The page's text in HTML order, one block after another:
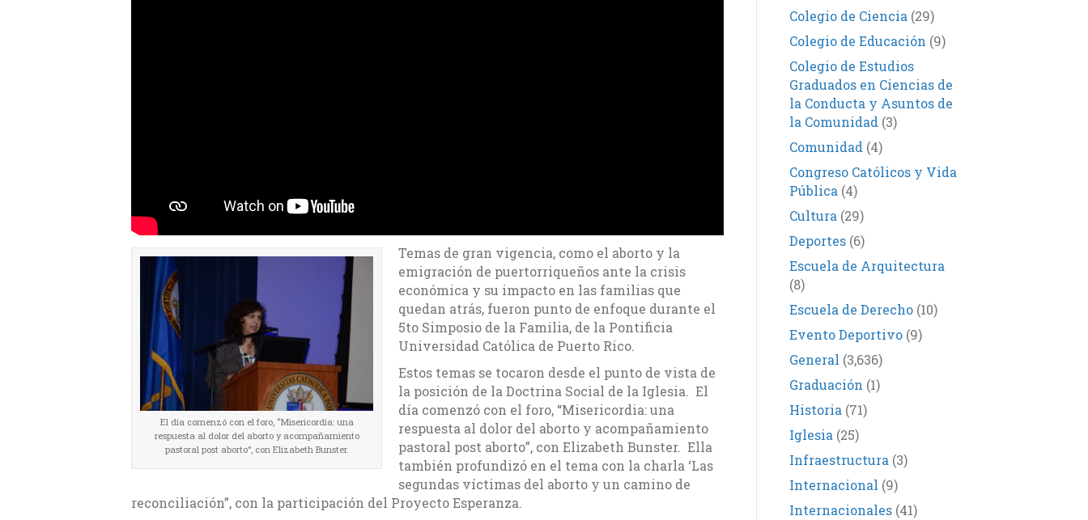
El día comenzó con el foro, “Misericordia: una
respuesta al dolor del aborto y acompañamiento
pastoral post aborto”, con Elizabeth Bunster.
Temas de gran vigencia, como el aborto y la
emigración de puertorriqueños ante la crisis
económica y su impacto en las familias que
quedan atrás, fueron punto de enfoque durante el
5to Simposio de la Familia, de la Pontificia
Universidad Católica de Puerto Rico.
Estos temas se tocaron desde el punto de vista de
la posición de la Doctrina Social de la Iglesia. El
día comenzó con el foro, “Misericordia: una
respuesta al dolor del aborto y acompañamiento
pastoral post aborto”, con Elizabeth Bunster. Ella
también profundizó en el tema con la charla ‘Las
segundas víctimas del aborto y un camino de
reconciliación”, con la participación del Proyecto Esperanza.
Colegio de Ciencia (29)
Colegio de Educación (9)
Colegio de Estudios
Graduados en Ciencias de
la Conducta y Asuntos de
la Comunidad (3)
Comunidad (4)
Congreso Católicos y Vida
Pública (4)
Cultura (29)
Deportes(6)
Escuela de Arquitectura
(8)
Escuela de Derecho(10)
Evento Deportivo(9)
General (3,636)
Graduación (1)
Historia (71)
Iglesia (25)
Infraestructura (3)
Internacional (9)
Internacionales(41)